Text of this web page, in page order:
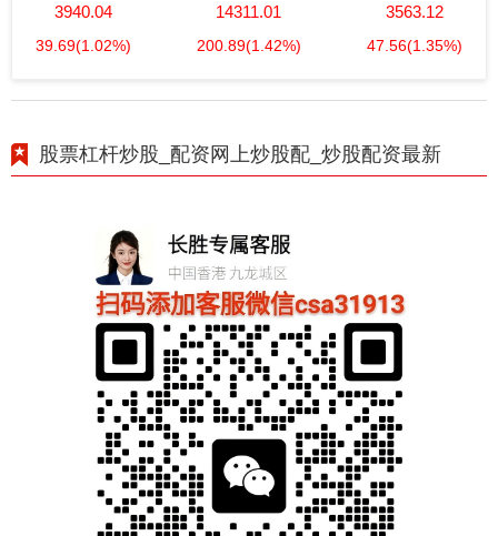
3940.04
39.69(1.02%)
14311.01
200.89(1.42%)
3563.12
47.56(1.35%)
股票杠杆炒股_配资网上炒股配_炒股配资最新